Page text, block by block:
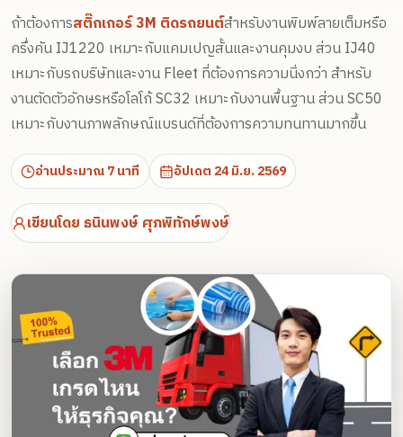
ถ้าต้องการสติ๊กเกอร์ 3M ติดรถยนต์สำหรับงานพิมพ์ลายเต็มหรือ
ครึ่งคัน IJ1220 เหมาะกับแคมเปญสั้นและงานคุมงบ ส่วน IJ40
เหมาะกับรถบริษัทและงาน Fleet ที่ต้องการความนิ่งกว่า สำหรับ
งานตัดตัวอักษรหรือโลโก้ SC32 เหมาะกับงานพื้นฐาน ส่วน SC50
เหมาะกับงานภาพลักษณ์แบรนด์ที่ต้องการความทนทานมากขึ้น
อ่านประมาณ 7 นาที อัปเดต 24 มิ.ย. 2569
เขียนโดย ธนินพงษ์ ศุภพิทักษ์พงษ์